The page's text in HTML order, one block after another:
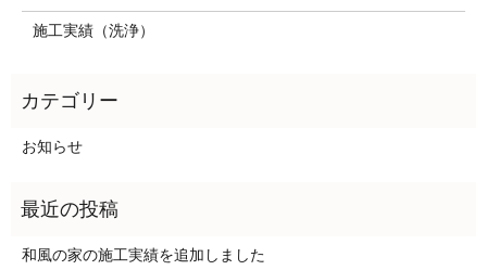
施工実績（洗浄）
お知らせ
和風の家の施工実績を追加しました